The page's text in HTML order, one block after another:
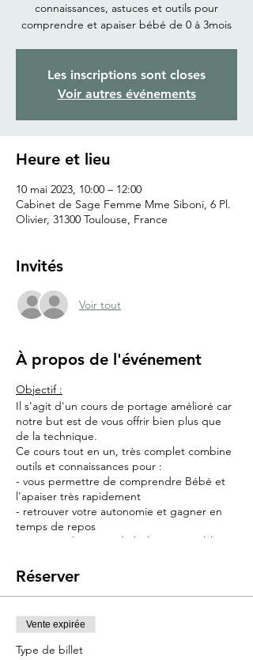
connaissances, astuces et outils pour
comprendre et apaiser bébé de 0 à 3mois
Les inscriptions sont closes
Voir autres événements
Heure et lieu
10 mai 2023, 10:00 – 12:00
Cabinet de Sage Femme Mme Siboni, 6 Pl.
Olivier, 31300 Toulouse, France
Invités
Voir tout
À propos de l'événement
Objectif :
Il s'agit d'un cours de portage amélioré car
notre but est de vous offrir bien plus que
de la technique.
Ce cours tout en un, très complet combine
outils et connaissances pour :
- vous permettre de comprendre Bébé et
l'apaiser très rapidement
- retrouver votre autonomie et gagner en
temps de repos
- retrouver la notice du bébé qui semble
indispensable pour soulager vos bras et
apaiser bébé
➡️ Sommeil : connaissances, outils et
Réserver
Vente expirée
Type de billet